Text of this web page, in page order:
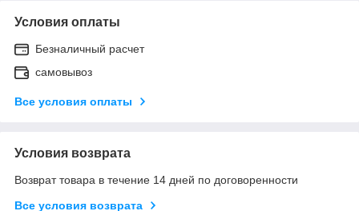
Условия оплаты
Безналичный расчет
самовывоз
Все условия оплаты
Условия возврата
Возврат товара в течение 14 дней по договоренности
Все условия возврата